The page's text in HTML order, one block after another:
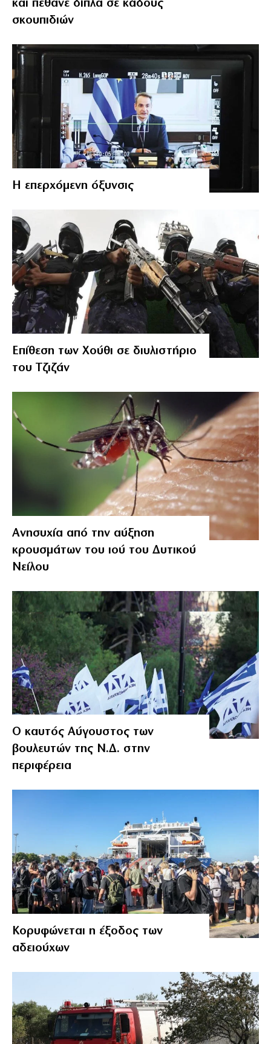
και πέθανε δίπλα σε κάδους
σκουπιδιών
Η επερχόμενη όξυνσις
Επίθεση των Χούθι σε διυλιστήριο
του Τζιζάν
Ανησυχία από την αύξηση
κρουσμάτων του ιού του Δυτικού
Νείλου
Ο καυτός Αύγουστος των
βουλευτών της Ν.Δ. στην
περιφέρεια
Κορυφώνεται η έξοδος των
αδειούχων